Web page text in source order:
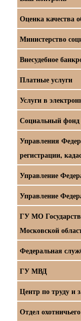
Оценка
Министерство
Внесудебное
Платные услуги
Услуги в
Социальный
Управления
регистрации,
Управление
Управление
ГУ МО
Московской
Федеральная
ГУ МВД
Центр по труду и
Отдел